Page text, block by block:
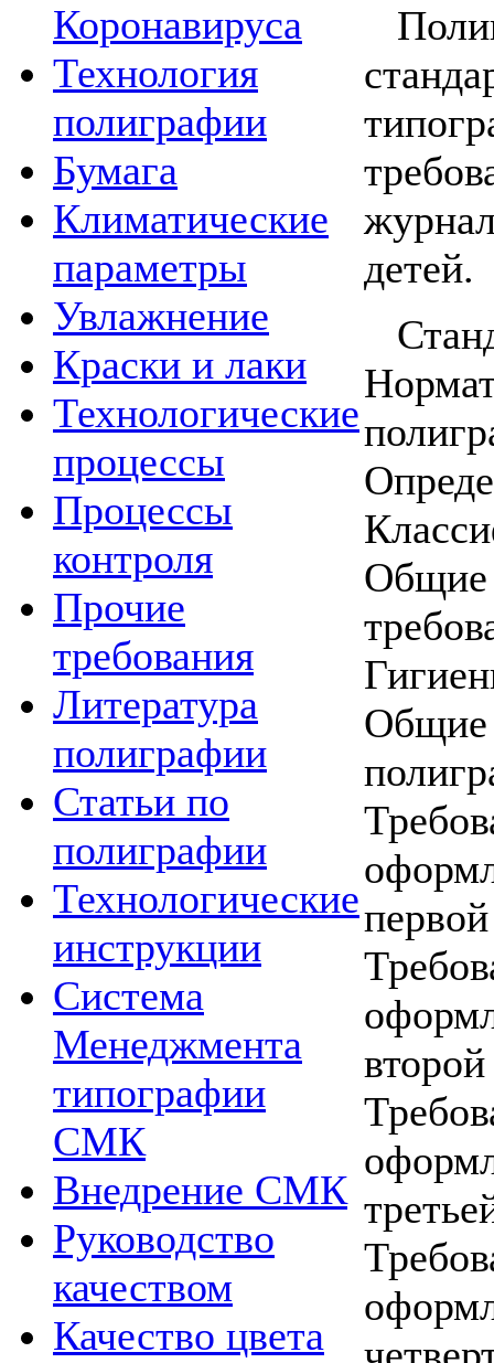
Коронавируса
Технология
полиграфии
Бумага
Климатические
параметры
Увлажнение
Краски и лаки
Технологические
процессы
Процессы
контроля
Прочие
требования
Литература
полиграфии
Статьи по
полиграфии
Технологические
инструкции
Система
Менеджмента
типографии
СМК
Внедрение СМК
Руководство
качеством
Качество цвета
детей.